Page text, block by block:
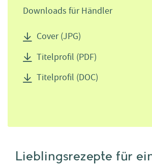
Downloads für Händler
Cover (JPG)
Titelprofil (PDF)
Titelprofil (DOC)
Lieblingsrezepte für